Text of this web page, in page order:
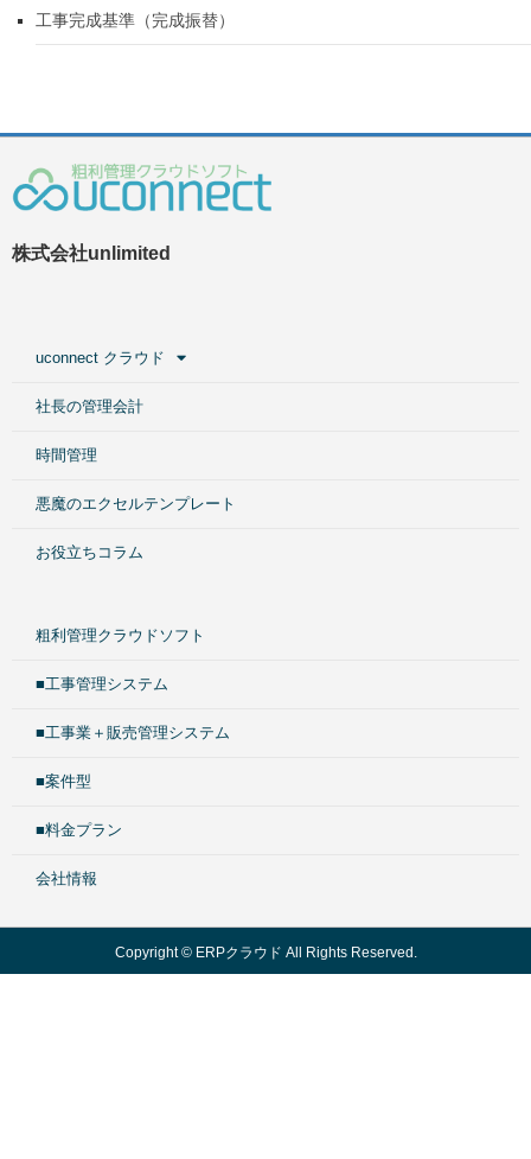
工事完成基準（完成振替）
株式会社unlimited
uconnect クラウド
社長の管理会計
時間管理
悪魔のエクセルテンプレート
お役立ちコラム
粗利管理クラウドソフト
■工事管理システム
■工事業＋販売管理システム
■案件型
■料金プラン
会社情報
Copyright © ERPクラウド All Rights Reserved.